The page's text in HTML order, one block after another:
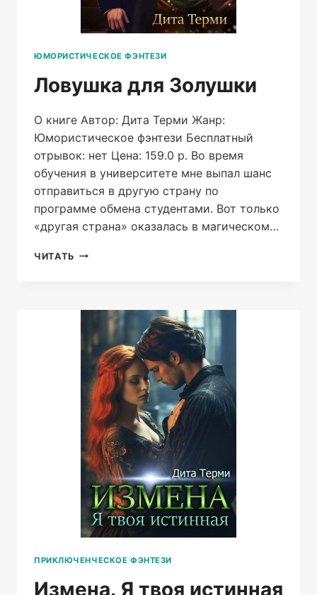
ЮМОРИСТИЧЕСКОЕ ФЭНТЕЗИ
Ловушка для Золушки
О книге Автор: Дита Терми Жанр:
Юмористическое фэнтези Бесплатный
отрывок: нет Цена: 159.0 р. Во время
обучения в университете мне выпал шанс
отправиться в другую страну по
программе обмена студентами. Вот только
«другая страна» оказалась в магическом…
ЧИТАТЬ ЛОВУШКА
ПРИКЛЮЧЕНЧЕСКОЕ ФЭНТЕЗИ
Измена. Я твоя истинная